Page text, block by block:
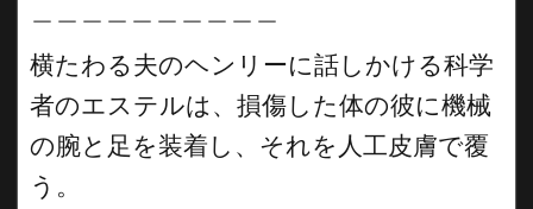
横たわる夫のヘンリーに話しかける科学
者のエステルは、損傷した体の彼に機械
の腕と足を装着し、それを人工皮膚で覆
う。